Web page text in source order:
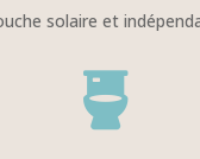
solaire et
